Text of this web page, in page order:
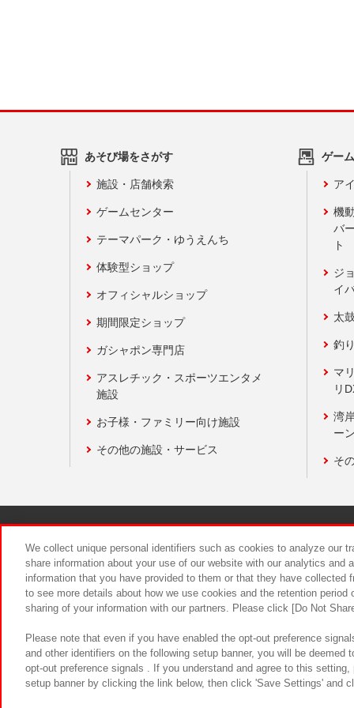
あそび場をさがす
施設・店舗検索
ゲームセンター
テーマパーク・ゆうえんち
体験型ショップ
オフィシャルショップ
期間限定ショップ
ガシャポン専門店
アスレチック・スポーツエンタメ
施設
お子様・ファミリー向け施設
その他の施設・サービス
ゲー
ア
機
バ
ト
ジ
イ
太
釣
マ
リ
湾
ー
そ
食品のご
We collect unique personal identifiers such as cookies to analyze our
share information about your use of our website with our analytics and
information that you have provided to them or that they have
to see more details about how we use cookies and the retention
sharing of your information with our partners. Please click [Do Not
Please note that even if you have enabled the opt-out preference
and other identifiers on the following setup banner, you will be
opt-out preference signals . If you understand and agree to this
setup banner by clicking the link below, then click 'Save Settings' and